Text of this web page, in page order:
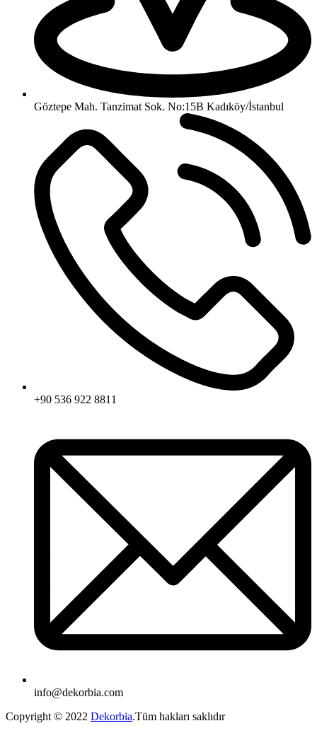
Göztepe Mah. Tanzimat Sok. No:15B Kadıköy/İstanbul
+90 536 922 8811
info@dekorbia.com
Copyright © 2022 Dekorbia.Tüm hakları saklıdır